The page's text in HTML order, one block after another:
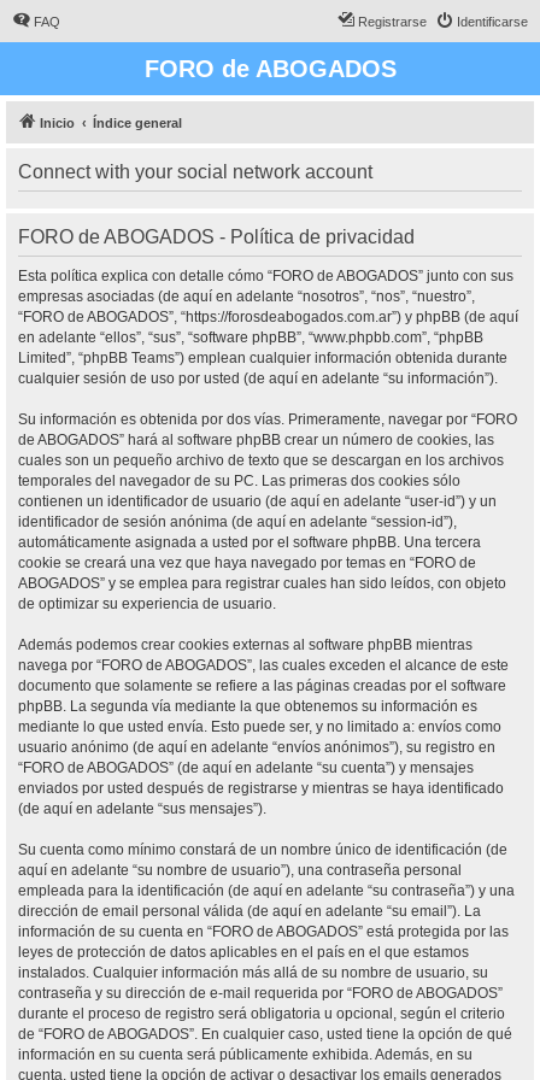
FAQ Identificarse
Registrarse
FORO de ABOGADOS
Inicio Índice general
Connect with your social network account
FORO de ABOGADOS - Política de privacidad
Esta política explica con detalle cómo “FORO de ABOGADOS” junto con sus
empresas asociadas (de aquí en adelante “nosotros”, “nos”, “nuestro”,
“FORO de ABOGADOS”, “https://forosdeabogados.com.ar”) y phpBB (de aquí
en adelante “ellos”, “sus”, “software phpBB”, “www.phpbb.com”, “phpBB
Limited”, “phpBB Teams”) emplean cualquier información obtenida durante
cualquier sesión de uso por usted (de aquí en adelante “su información”).
Su información es obtenida por dos vías. Primeramente, navegar por “FORO
de ABOGADOS” hará al software phpBB crear un número de cookies, las
cuales son un pequeño archivo de texto que se descargan en los archivos
temporales del navegador de su PC. Las primeras dos cookies sólo
contienen un identificador de usuario (de aquí en adelante “user-id”) y un
identificador de sesión anónima (de aquí en adelante “session-id”),
automáticamente asignada a usted por el software phpBB. Una tercera
cookie se creará una vez que haya navegado por temas en “FORO de
ABOGADOS” y se emplea para registrar cuales han sido leídos, con objeto
de optimizar su experiencia de usuario.
Además podemos crear cookies externas al software phpBB mientras
navega por “FORO de ABOGADOS”, las cuales exceden el alcance de este
documento que solamente se refiere a las páginas creadas por el software
phpBB. La segunda vía mediante la que obtenemos su información es
mediante lo que usted envía. Esto puede ser, y no limitado a: envíos como
usuario anónimo (de aquí en adelante “envíos anónimos”), su registro en
“FORO de ABOGADOS” (de aquí en adelante “su cuenta”) y mensajes
enviados por usted después de registrarse y mientras se haya identificado
(de aquí en adelante “sus mensajes”).
Su cuenta como mínimo constará de un nombre único de identificación (de
aquí en adelante “su nombre de usuario”), una contraseña personal
empleada para la identificación (de aquí en adelante “su contraseña”) y una
dirección de email personal válida (de aquí en adelante “su email”). La
información de su cuenta en “FORO de ABOGADOS” está protegida por las
leyes de protección de datos aplicables en el país en el que estamos
instalados. Cualquier información más allá de su nombre de usuario, su
contraseña y su dirección de e-mail requerida por “FORO de ABOGADOS”
durante el proceso de registro será obligatoria u opcional, según el criterio
de “FORO de ABOGADOS”. En cualquier caso, usted tiene la opción de qué
información en su cuenta será públicamente exhibida. Además, en su
cuenta, usted tiene la opción de activar o desactivar los emails generados